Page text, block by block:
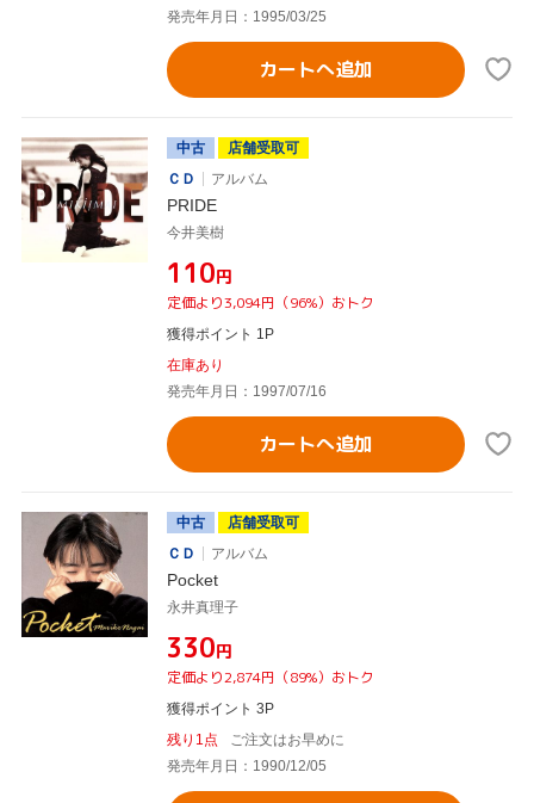
発売年月日：1995/03/25
カートへ追加
中古
店舗受取可
ＣＤ
アルバム
PRIDE
今井美樹
¥110円
定価より3,094円（96%）おトク
獲得ポイント 1P
在庫あり
発売年月日：1997/07/16
カートへ追加
中古
店舗受取可
ＣＤ
アルバム
Pocket
永井真理子
¥330円
定価より2,874円（89%）おトク
獲得ポイント 3P
残り1点
ご注文はお早めに
発売年月日：1990/12/05